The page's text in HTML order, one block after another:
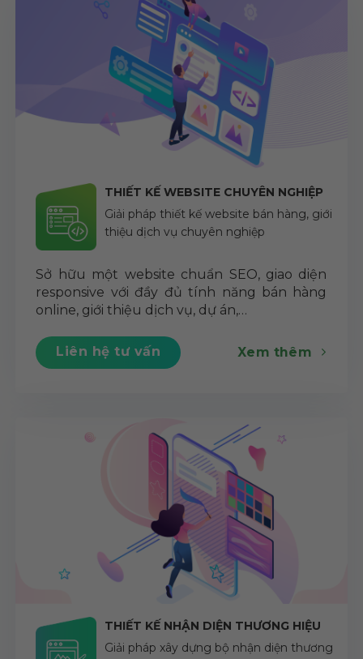
THIẾT KẾ WEBSITE CHUYÊN NGHIỆP
Giải pháp thiết kế website bán hàng, giới
thiệu dịch vụ chuyên nghiệp
Sở hữu một website chuẩn SEO, giao diện
responsive với đầy đủ tính năng bán hàng
online, giới thiệu dịch vụ, dự án,…
Liên hệ tư vấn Xem thêm
THIẾT KẾ NHẬN DIỆN THƯƠNG HIỆU
Giải pháp xây dựng bộ nhận diện thương